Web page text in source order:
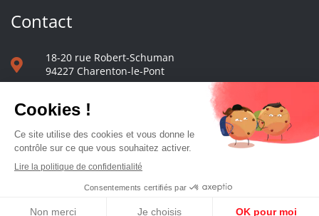
Contact
18-20 rue Robert-Schuman
94227 Charenton-le-Pont